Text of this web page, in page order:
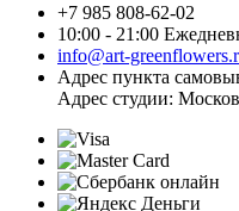
+7 985 808-62-02
10:00 - 21:00
info@art-
Адрес пункта
Адрес студии: